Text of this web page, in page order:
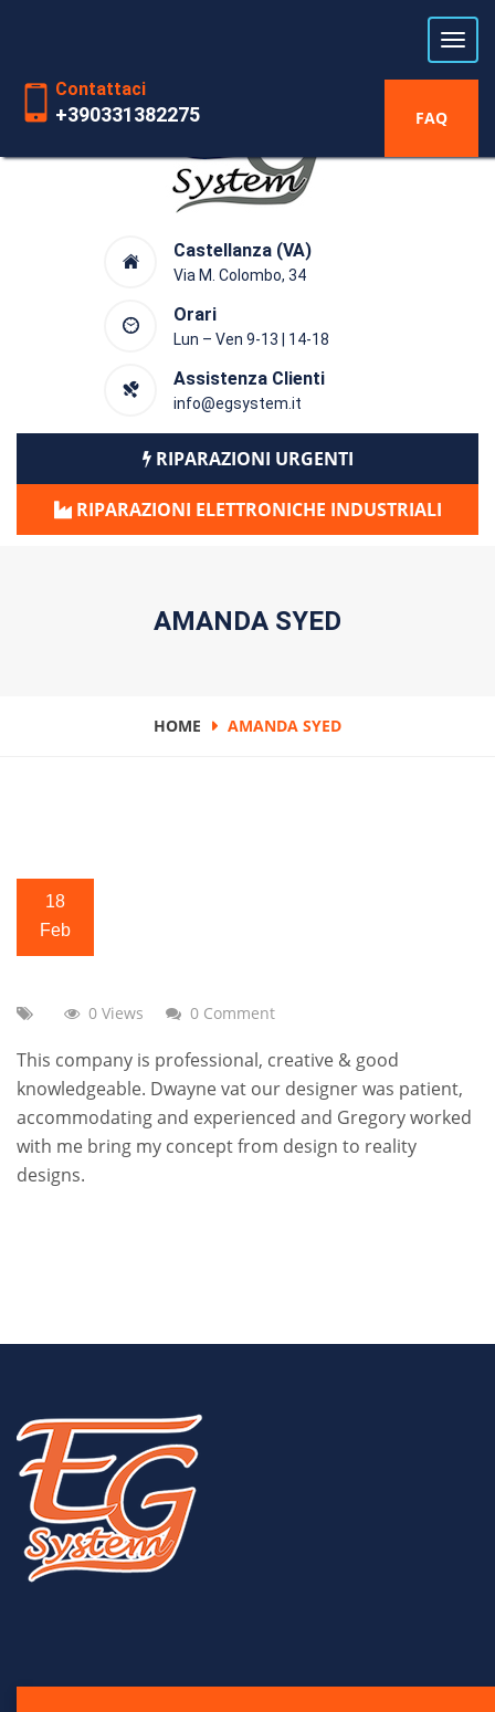
Castellanza (VA)
Via M. Colombo, 34
Orari
Lun – Ven 9-13 | 14-18
Assistenza Clienti
info@egsystem.it
RIPARAZIONI URGENTI
RIPARAZIONI ELETTRONICHE INDUSTRIALI
Contattaci
+390331382275 FAQ
AMANDA SYED
HOME AMANDA SYED
18
Feb
0 Views 0 Comment
This company is professional, creative & good
knowledgeable. Dwayne vat our designer was patient,
accommodating and experienced and Gregory worked
with me bring my concept from design to reality
designs.